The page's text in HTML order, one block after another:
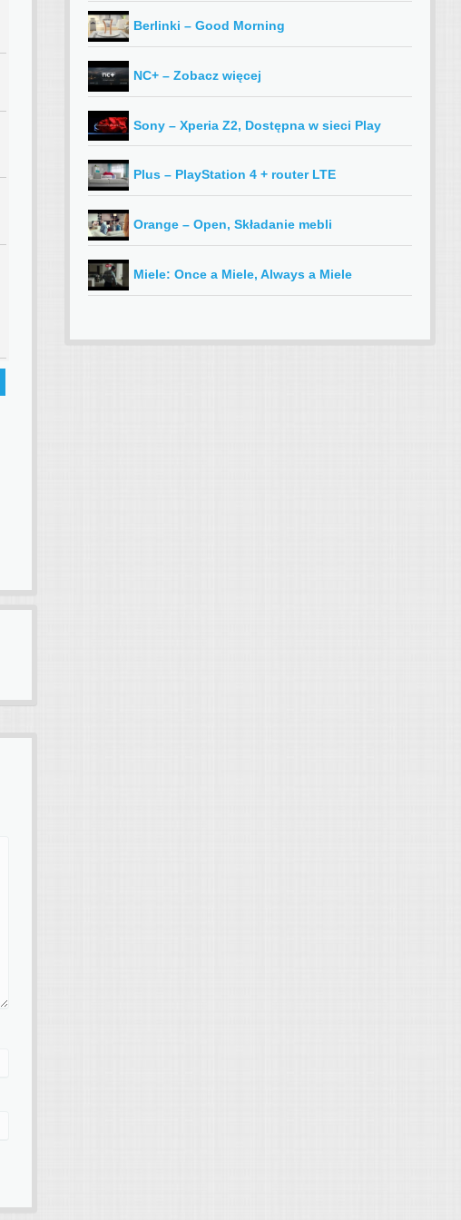
Berlinki – Good Morning
NC+ – Zobacz więcej
Sony – Xperia Z2, Dostępna w sieci Play
Plus – PlayStation 4 + router LTE
Orange – Open, Składanie mebli
Miele: Once a Miele, Always a Miele